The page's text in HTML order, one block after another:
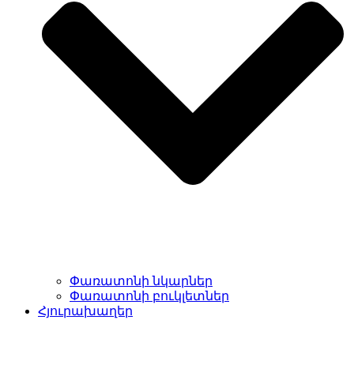
Փառատոնի նկարներ
Փառատոնի բուկլետներ
Հյուրախաղեր